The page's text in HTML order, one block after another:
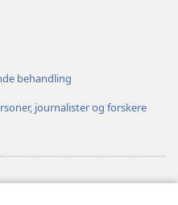
behandling
journalister og forskere